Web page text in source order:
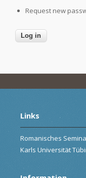
Request new
Links
Romanisches
Karls Universität